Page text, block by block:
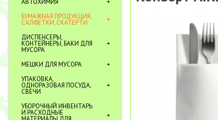
АВТОХИМИЯ
БУМАЖНАЯ ПРОДУКЦИЯ,
САЛФЕТКИ, СКАТЕРТИ
ДИСПЕНСЕРЫ,
КОНТЕЙНЕРЫ, БАКИ ДЛЯ
МУСОРА
МЕШКИ ДЛЯ МУСОРА
УПАКОВКА,
ОДНОРАЗОВАЯ ПОСУДА,
СВЕЧИ
УБОРОЧНЫЙ ИНВЕНТАРЬ
И РАСХОДНЫЕ